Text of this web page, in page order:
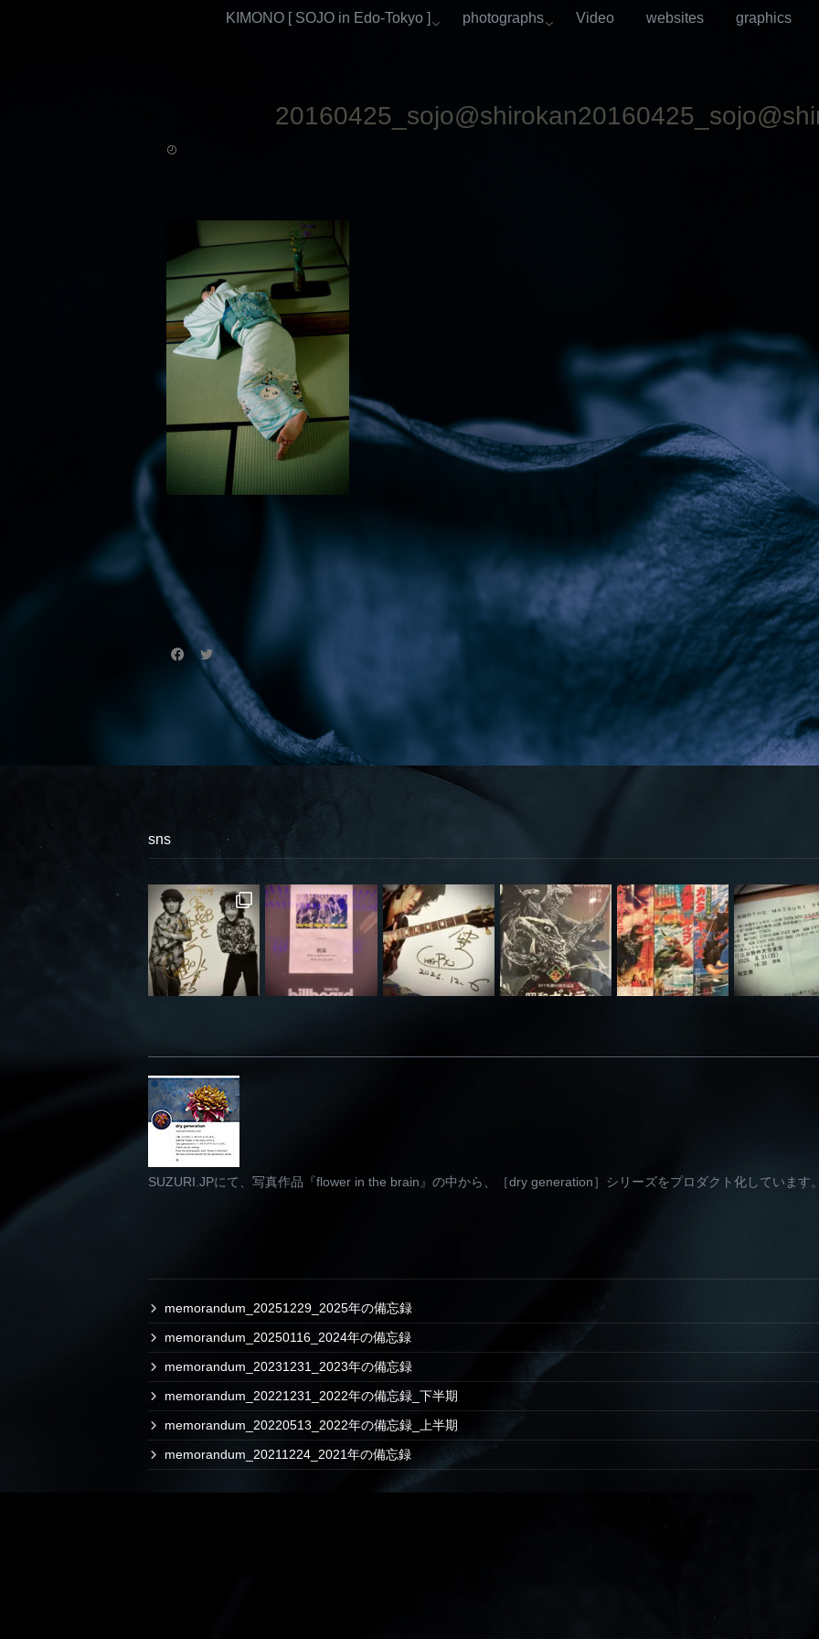
KIMONO [ SOJO in Edo-Tokyo ] photographs Video websites graphics
sns
SUZURI.JPにて、写真作品『flower in the brain』の中から、［dry generation］シリーズをプロダクト化しています
memorandum_20251229_2025年の備忘録
memorandum_20250116_2024年の備忘録
memorandum_20231231_2023年の備忘録
memorandum_20221231_2022年の備忘録_下半期
memorandum_20220513_2022年の備忘録_上半期
memorandum_20211224_2021年の備忘録